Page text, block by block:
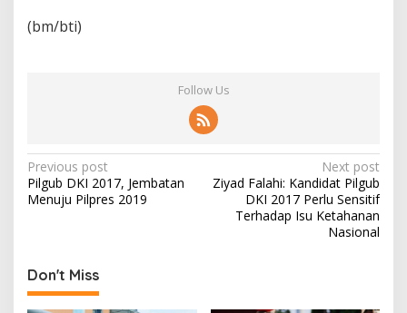
(bm/bti)
Follow Us
P
o
n
a
Previous post
Pilgub DKI 2017, Jembatan
Menuju Pilpres 2019
Next post
Ziyad Falahi: Kandidat Pilgub
DKI 2017 Perlu Sensitif
Terhadap Isu Ketahanan
Nasional
Don't Miss